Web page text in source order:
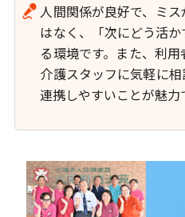
人間関係が良好で、ミ
はなく、「次にどう活
る環境です。また、利
介護スタッフに気軽に
連携しやすいことが魅力